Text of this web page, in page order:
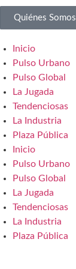
Quiénes Somos
Inicio
Pulso Urbano
Pulso Global
La Jugada
Tendenciosas
La Industria
Plaza Pública
Inicio
Pulso Urbano
Pulso Global
La Jugada
Tendenciosas
La Industria
Plaza Pública